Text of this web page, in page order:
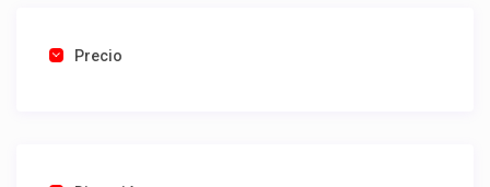
Una foto de cuenta de luz o agua o gas que acredite
Precio